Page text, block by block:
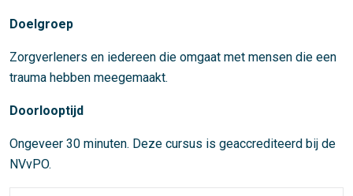
Doelgroep
Zorgverleners en iedereen die omgaat met mensen die een
trauma hebben meegemaakt.
Doorlooptijd
Ongeveer 30 minuten. Deze cursus is geaccrediteerd bij de
NVvPO.